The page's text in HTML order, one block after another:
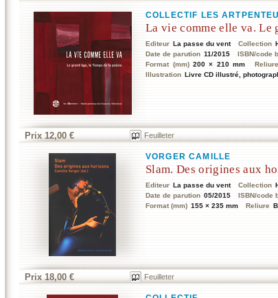
COLLECTIF LES
La vie comme elle va. Le
Editeur La passe du vent Collection
Date de parution 11/2015 ISBN/code
Format (mm) 200 × 210 mm Reliure
Illustration Livre CD illustré,
Prix 12,00 € Feuilleter
VORGER CAMILLE
Slam. Des origines aux
Editeur La passe du vent Collection
Date de parution 05/2015 ISBN/code
Format (mm) 155 × 235 mm Reliure
Prix 18,00 € Feuilleter